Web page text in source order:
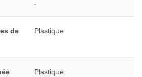
.
de
Plastique
Plastique